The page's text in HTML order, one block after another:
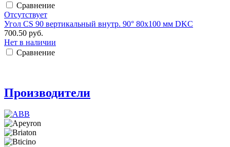
Сравнение
Отсутствует
Угол CS 90 вертикальный внутр. 90° 80х100 мм DKC
700.50 руб.
Нет в наличии
Сравнение
Производители